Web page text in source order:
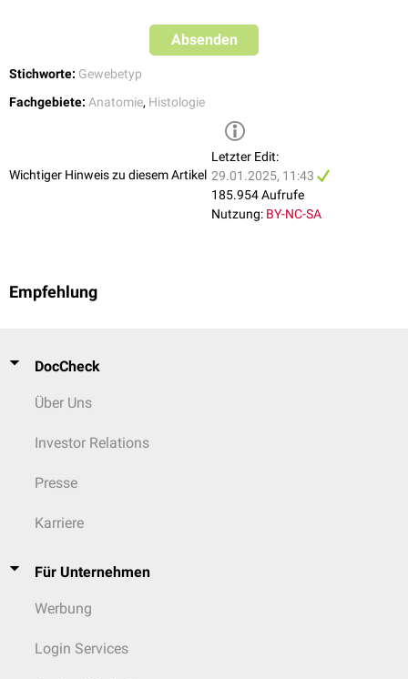
Absenden
Stichworte: Gewebetyp
Fachgebiete: Anatomie, Histologie
Wichtiger Hinweis zu diesem Artikel
Letzter Edit:
29.01.2025, 11:43
185.954 Aufrufe
Nutzung: BY-NC-SA
Empfehlung
DocCheck
Über Uns
Investor Relations
Presse
Karriere
Für Unternehmen
Werbung
Login Services